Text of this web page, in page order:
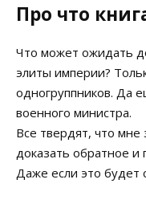
Про что
Что может ожидать
элиты империи?
одногруппников. Да
военного министра.
Все твердят, что мне
доказать обратное и
Даже если это будет